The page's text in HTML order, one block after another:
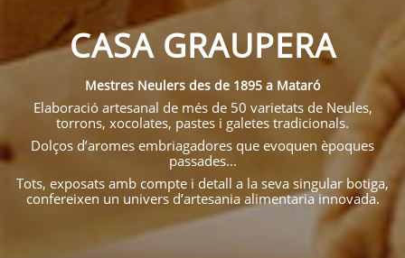
CASA GRAUPERA
Mestres Neulers des de 1895 a Mataró
Elaboració artesanal de més de 50 varietats de Neules,
torrons, xocolates, pastes i galetes tradicionals.
Dolços d’aromes embriagadores que evoquen èpoques
passades...
Tots, exposats amb compte i detall a la seva singular botiga,
confereixen un univers d’artesania alimentaria innovada.